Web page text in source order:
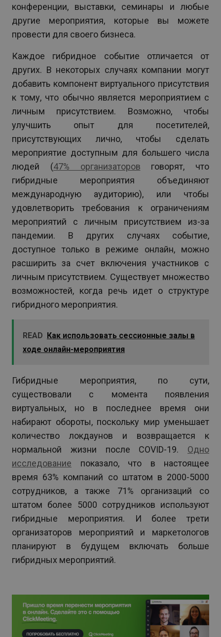
конференции, выставки, семинары и любые
другие мероприятия, которые вы можете
провести для своего бизнеса.
Каждое гибридное событие отличается от
других. В некоторых случаях компании могут
добавить компонент виртуального присутствия
к тому, что обычно является мероприятием с
личным присутствием. Возможно, чтобы
улучшить опыт для посетителей,
присутствующих лично, чтобы сделать
мероприятие доступным для большего числа
людей (47% организаторов говорят, что
гибридные мероприятия объединяют
международную аудиторию), или чтобы
удовлетворить требования к ограничениям
мероприятий с личным присутствием из-за
пандемии. В других случаях событие,
доступное только в режиме онлайн, можно
расширить за счет включения участников с
личным присутствием. Существует множество
возможностей, когда речь идет о структуре
гибридного мероприятия.
READ Как использовать сессионные залы в
ходе онлайн-мероприятия
Гибридные мероприятия, по сути,
существовали с момента появления
виртуальных, но в последнее время они
набирают обороты, поскольку мир уменьшает
количество локдаунов и возвращается к
нормальной жизни после COVID-19. Одно
исследование показало, что в настоящее
время 63% компаний со штатом в 2000-5000
сотрудников, а также 71% организаций со
штатом более 5000 сотрудников используют
гибридные мероприятия. И более трети
организаторов мероприятий и маркетологов
планируют в будущем включать больше
гибридных мероприятий.